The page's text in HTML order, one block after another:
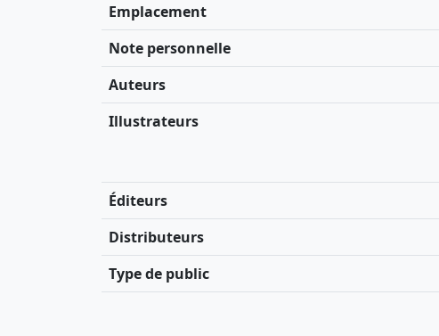
Emplacement
Note personnelle
Auteurs
Illustrateurs
Éditeurs
Distributeurs
Type de public